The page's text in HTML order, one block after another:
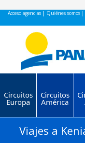
Acceso agencias | Quiénes somos |
Circuitos
Europa
Circuitos
América
Viajes a